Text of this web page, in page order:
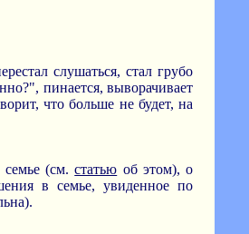
слушаться, стал грубо
пинается, выворачивает
что больше не будет, на
семье (см.статью об этом), о
в семье, увиденное по